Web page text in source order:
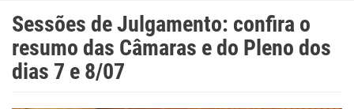
Sessões de Julgamento: confira o
resumo das Câmaras e do Pleno dos
dias 7 e 8/07